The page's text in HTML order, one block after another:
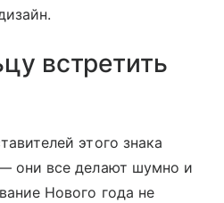
встретить
этого знака
они все делают шумно и
Нового года не